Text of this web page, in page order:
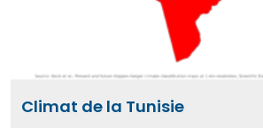
Climat de la Tunisie